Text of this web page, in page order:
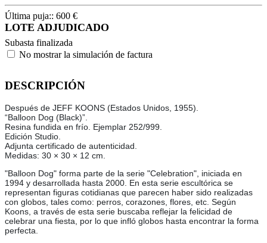
Última puja:: 600 €
LOTE ADJUDICADO
Subasta finalizada
No mostrar la simulación de factura
DESCRIPCIÓN
Después de JEFF KOONS (Estados Unidos, 1955).
“Balloon Dog (Black)”.
Resina fundida en frío. Ejemplar 252/999.
Edición Studio.
Adjunta certificado de autenticidad.
Medidas: 30 × 30 × 12 cm.
"Balloon Dog" forma parte de la serie "Celebration", iniciada en
1994 y desarrollada hasta 2000. En esta serie escultórica se
representan figuras cotidianas que parecen haber sido realizadas
con globos, tales como: perros, corazones, flores, etc. Según
Koons, a través de esta serie buscaba reflejar la felicidad de
celebrar una fiesta, por lo que infló globos hasta encontrar la forma
perfecta.